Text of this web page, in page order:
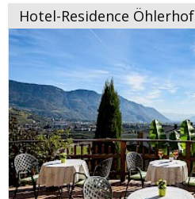
Hotel-Residence Öhlerhof